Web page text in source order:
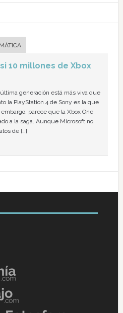
10 millones de Xbox
generación está más viva que
la PlayStation 4 de Sony es la que
parece que la Xbox One
a la saga. Aunque Microsoft no
de […]